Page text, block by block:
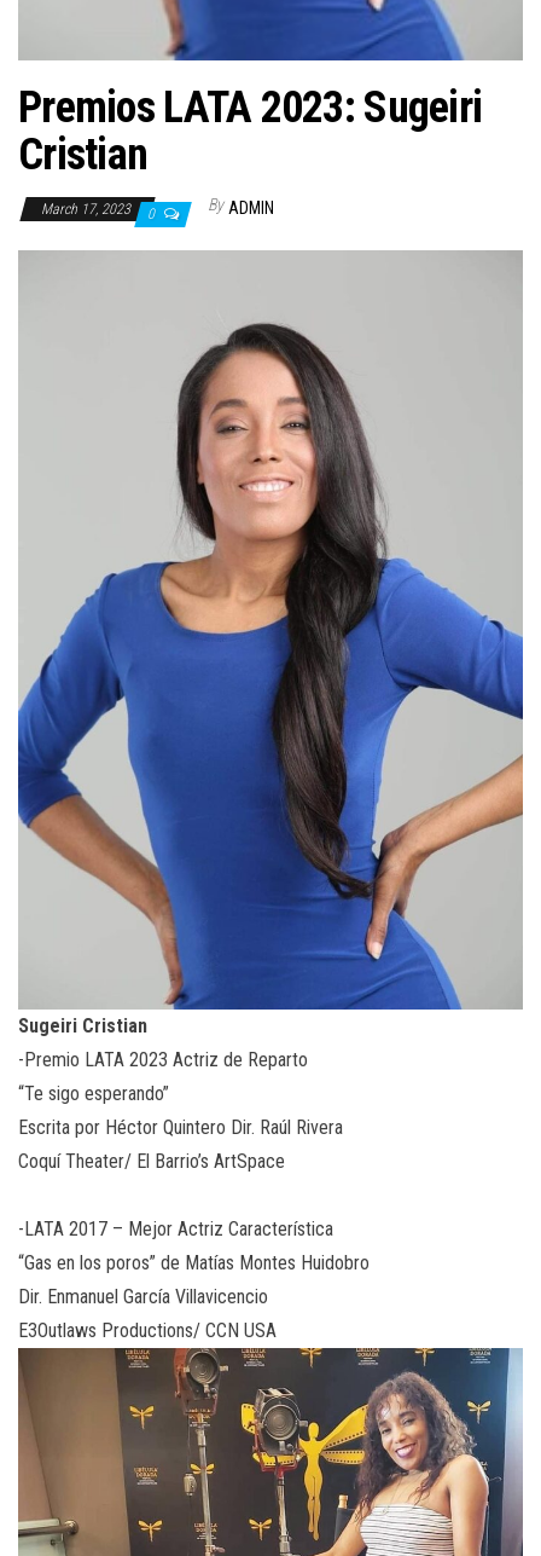
Premios LATA 2023: Sugeiri
Cristian
March 17, 2023 0 By ADMIN
Sugeiri Cristian
-Premio LATA 2023 Actriz de Reparto
“Te sigo esperando”
Escrita por Héctor Quintero Dir. Raúl Rivera
Coquí Theater/ El Barrio’s ArtSpace
-LATA 2017 – Mejor Actriz Característica
“Gas en los poros” de Matías Montes Huidobro
Dir. Enmanuel García Villavicencio
E3Outlaws Productions/ CCN USA